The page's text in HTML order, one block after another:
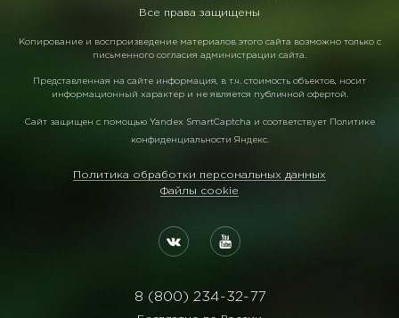
Все права защищены
Копирование и воспроизведение материалов этого сайта возможно только с
письменного согласия администрации сайта.
Представленная на сайте информация, в т.ч. стоимость объектов, носит
информационный характер и не является публичной офертой.
Сайт защищен с помощью Yandex SmartCaptcha и соответствует Политике
конфиденциальности Яндекс.
Политика обработки персональных данных
Файлы cookie
8 (800) 234-32-77